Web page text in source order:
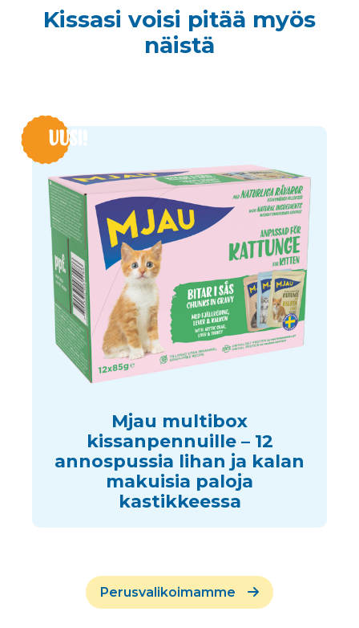
Kissasi voisi pitää myös
näistä
UUSI!
Mjau multibox
kissanpennuille – 12
annospussia lihan ja kalan
makuisia paloja
kastikkeessa
Perusvalikoimamme